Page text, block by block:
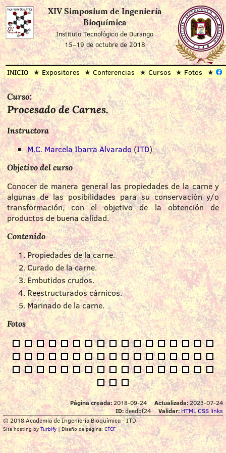
XIV Simposium de Ingeniería
Bioquímica
Instituto Tecnológico de Durango
15–19 de octubre de 2018
INICIO Expositores Conferencias Cursos Fotos
Curso:
Procesado de Carnes.
Instructora
M.C. Marcela Ibarra Alvarado(ITD)
Objetivo del curso
Conocer de manera general las propiedades de la carne y
algunas de las posibilidades para su conservación y/o
transformación, con el objetivo de la obtención de
productos de buena calidad.
Contenido
Propiedades de la carne.
Curado de la carne.
Embutidos crudos.
Reestructurados cárnicos.
Marinado de la carne.
Fotos
Página creada: 2018-09-24 Actualizada: 2023-07-24
ID:deedbf24 Validar: HTMLCSS links
© 2018 Academia de Ingeniería Bioquímica - ITD
Site hosting byTurbify| Diseño de página: CFCF